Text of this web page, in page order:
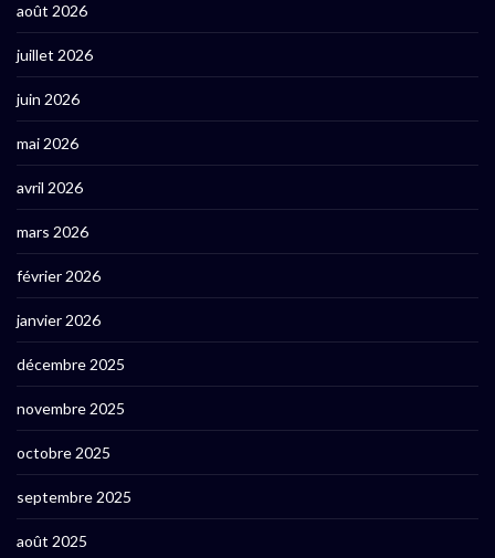
août 2026
juillet 2026
juin 2026
mai 2026
avril 2026
mars 2026
février 2026
janvier 2026
décembre 2025
novembre 2025
octobre 2025
septembre 2025
août 2025